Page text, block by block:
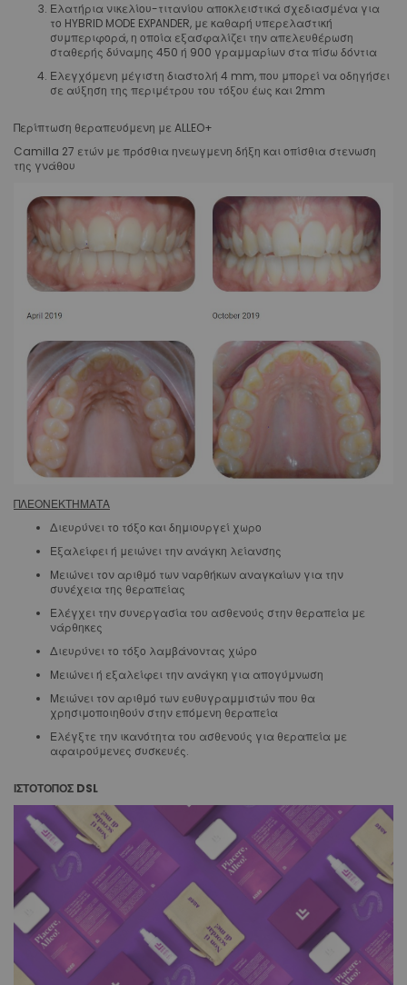
Ελατήρια νικελίου-τιτανίου αποκλειστικά σχεδιασμένα για
το HYBRID MODE EXPANDER, με καθαρή υπερελαστική
συμπεριφορά, η οποία εξασφαλίζει την απελευθέρωση
σταθερής δύναμης 450 ή 900 γραμμαρίων στα πίσω δόντια
Ελεγχόμενη μέγιστη διαστολή 4 mm, που μπορεί να οδηγήσει
σε αύξηση της περιμέτρου του τόξου έως και 2mm
Περίπτωση θεραπευόμενη με ALLEO+
Camilla 27 ετών με πρόσθια ηνεωγμενη δήξη και οπίσθια στενωση
της γνάθου
ΠΛΕΟΝΕΚΤΗΜΑΤΑ
Διευρύνει το τόξο και δημιουργεί χωρο
Εξαλείφει ή μειώνει την ανάγκη λείανσης
Μειώνει τον αριθμό των ναρθήκων αναγκαίων για την
συνέχεια της θεραπείας
Ελέγχει την συνεργασία του ασθενούς στην θεραπεία με
νάρθηκες
Διευρύνει το τόξο λαμβάνοντας χώρο
Μειώνει ή εξαλείφει την ανάγκη για απογύμνωση
Μειώνει τον αριθμό των ευθυγραμμιστών που θα
χρησιμοποιηθούν στην επόμενη θεραπεία
Ελέγξτε την ικανότητα του ασθενούς για θεραπεία με
αφαιρούμενες συσκευές.
ΙΣΤΟΤΟΠΟΣ DSL